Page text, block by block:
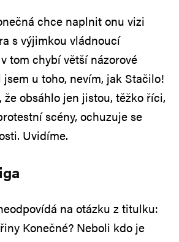
chce naplnit onu vizi
s výjimkou vládnoucí
tom chybí větší názorové
u toho, nevím, jak Stačilo!
že obsáhlo jen jistou, těžko říci,
scény, ochuzuje se
Uvidíme.
na otázku z titulku:
Konečné? Neboli kdo je